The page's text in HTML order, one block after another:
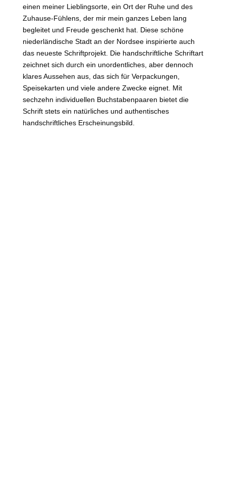
einen meiner Lieblingsorte, ein Ort der Ruhe und des
Zuhause-Fühlens, der mir mein ganzes Leben lang
begleitet und Freude geschenkt hat. Diese schöne
niederländische Stadt an der Nordsee inspirierte auch
das neueste Schriftprojekt. Die handschriftliche Schriftart
zeichnet sich durch ein unordentliches, aber dennoch
klares Aussehen aus, das sich für Verpackungen,
Speisekarten und viele andere Zwecke eignet. Mit
sechzehn individuellen Buchstabenpaaren bietet die
Schrift stets ein natürliches und authentisches
handschriftliches Erscheinungsbild.